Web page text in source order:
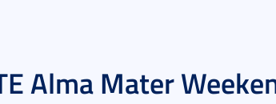
Alma Mater